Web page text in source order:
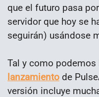
que el futuro pasa
servidor que hoy se
seguirán) usándose
Tal y como podemos
lanzamiento de
versión incluye